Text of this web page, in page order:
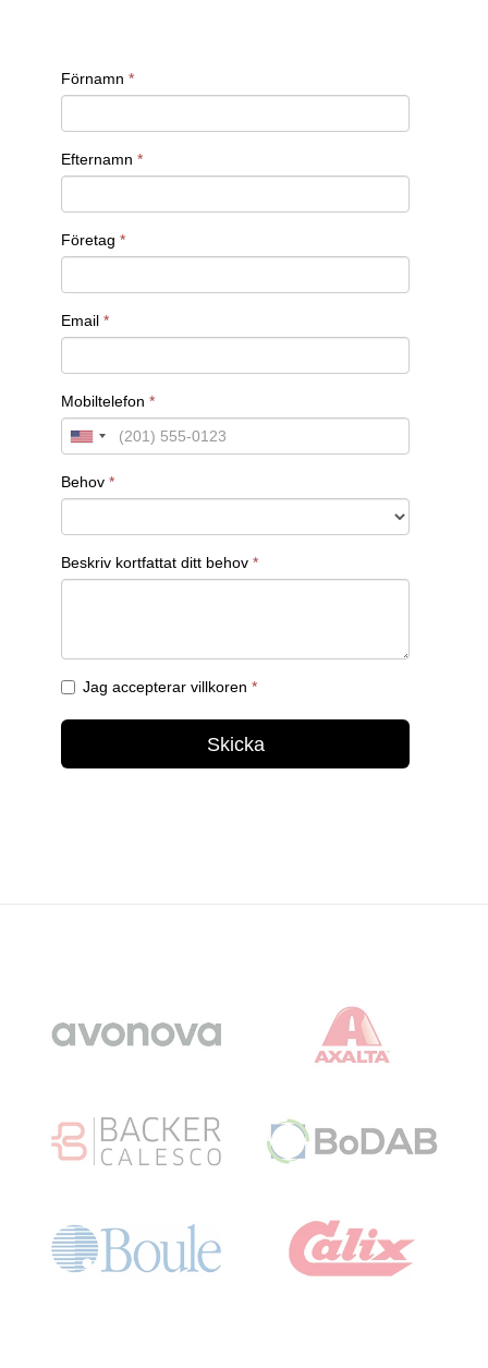
hållbart och kostnadseffektivt sätt, samtidigt som
Processingenjörer är också viktiga inom
läkemedelsindustrin, där de arbetar med att
utveckla och förbättra processer för tillverkning
av läkemedel och medicinska produkter. De
bransch, samtidigt som de bidrar till att optimera
produktionen och minska kostnaderna.
Vill du veta mer om hur vi kan hjälpa dig att att
rekrytera processingenjör?
Kontakta oss för offert